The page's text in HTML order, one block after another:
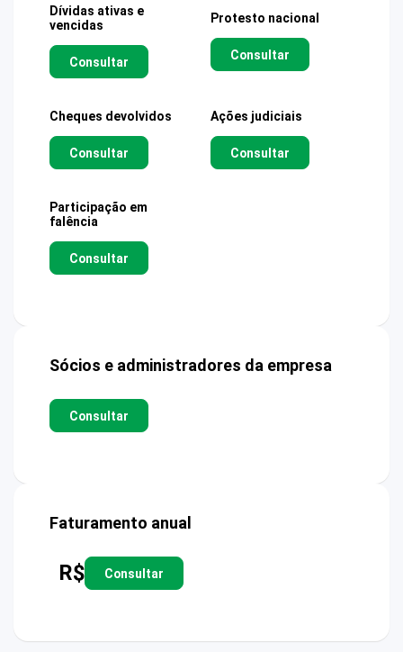
Dívidas ativas e
vencidas
Consultar
Protesto nacional
Consultar
Cheques devolvidos
Consultar
Ações judiciais
Consultar
Participação em
falência
Consultar
Sócios e administradores da empresa
Consultar
Faturamento anual
R$ Consultar